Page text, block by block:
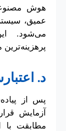
هوش
عمیق،
می‌شود.
د.
پس از
آزمایش
مطابقت با